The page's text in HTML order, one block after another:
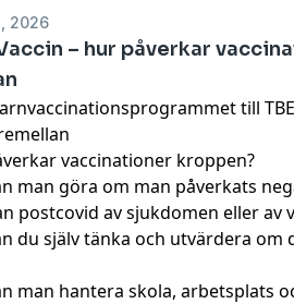
2026
– hur påverkar
till
vaccinationer kroppen?
man göra om man påverkats
postcovid av sjukdomen eller av
du själv tänka och utvärdera om
man hantera skola, arbetsplats